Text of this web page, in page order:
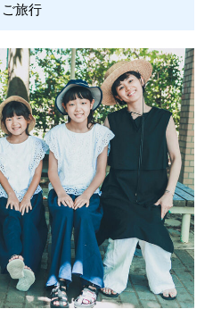
ご旅行